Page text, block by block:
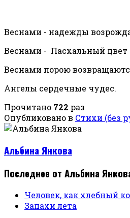
Веснами - надежды
Веснами - Пасхальный цвет
Веснами порою
Ангелы сердечные чудес.
Прочитано 722 раз
Опубликовано в Стихи (без
Альбина Янкова
Последнее от Альбина
Человек, как хлебный
Запахи лета